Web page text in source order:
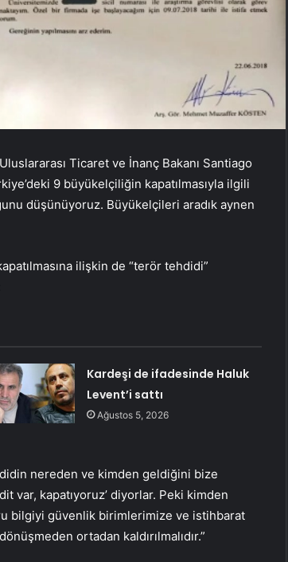
Ticaret ve İnanç Bakanı Santiago
9 büyükelçiliğin kapatılmasıyla ilgili
düşünüyoruz. Büyükelçileri aradık aynen
ilişkin de “terör tehdidi”
Kardeşi de ifadesinde Haluk
Levent’i sattı
Ağustos 5, 2026
nereden ve kimden geldiğini bize
var, kapatıyoruz’ diyorlar. Peki kimden
bilgiyi güvenlik birimlerimize ve istihbarat
ortadan kaldırılmalıdır.”